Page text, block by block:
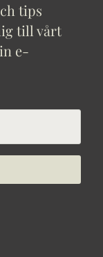
tips
till vårt
e-